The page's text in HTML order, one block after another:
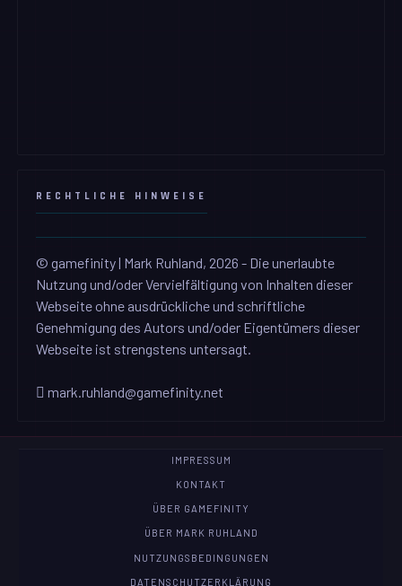
RECHTLICHE HINWEISE
© gamefinity | Mark Ruhland, 2026 - Die unerlaubte
Nutzung und/oder Vervielfältigung von Inhalten dieser
Webseite ohne ausdrückliche und schriftliche
Genehmigung des Autors und/oder Eigentümers dieser
Webseite ist strengstens untersagt.
mark.ruhland@gamefinity.net
IMPRESSUM
KONTAKT
ÜBER GAMEFINITY
ÜBER MARK RUHLAND
NUTZUNGSBEDINGUNGEN
DATENSCHUTZERKLÄRUNG